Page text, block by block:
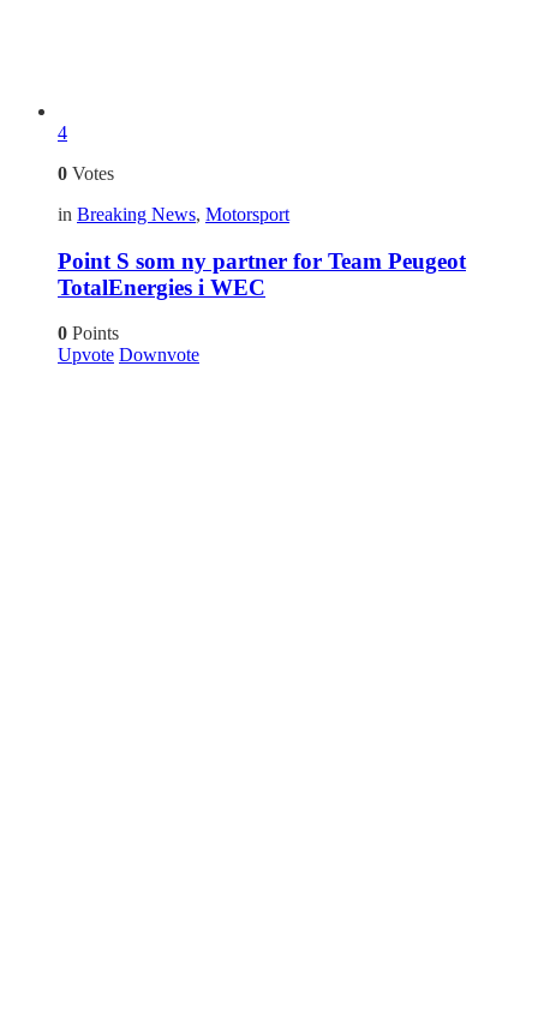
4
0 Votes
in Breaking News, Motorsport
Point S som ny partner for Team Peugeot
TotalEnergies i WEC
0 Points
Upvote Downvote